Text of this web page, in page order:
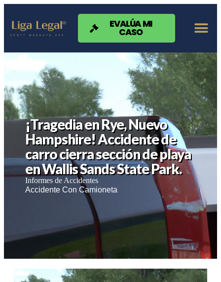
Nota:
sitio
web
accesibilidad.
EVALÚA MI
CASO
¡Tragedia en Rye, Nuevo
Hampshire! Accidente de
carro cierra sección de playa
en Wallis Sands State Park.
Informes de Accidentes
Accidente Con Camioneta